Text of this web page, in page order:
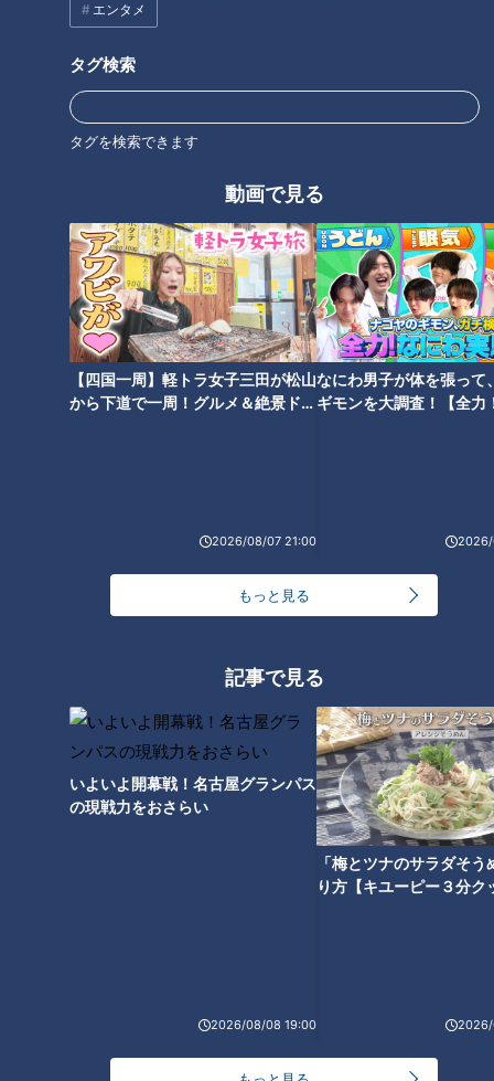
エンタメ
タグ検索
タグを検索できます
動画で見る
【四国一周】軽トラ女子三田が松山
から下道で一周！グルメ＆絶景ドラ
2026/08/07 21:00
なにわ男子が体を張って
ギモンを大調査！【全力
2026/
もっと見る
記事で見る
いよいよ開幕戦！名古屋グランパス
の現戦力をおさらい
2026/08/08 19:00
「梅とツナのサラダそう
り方【キユーピー３分ク
2026/
明治時代の後半、１８９９年（明治３２年）、ひとりの男性が
米国から帰国した。森永太一郎（もりなが・たいちろう）さ
ん。１１年間にわたって、西洋菓子を学んできた。
「西洋のお菓子を日本に広めることができるのは自分しかいな
「溜池表通りの森永商店1900年以降」提供：森永製菓株式会社
日本で、西洋菓子の製造法を習得している日本人はほとんどい
ー、そしてチョコレートクリームなどを作り始めたが、「西洋